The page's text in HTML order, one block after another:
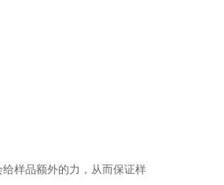
样品额外的力，从而保证样